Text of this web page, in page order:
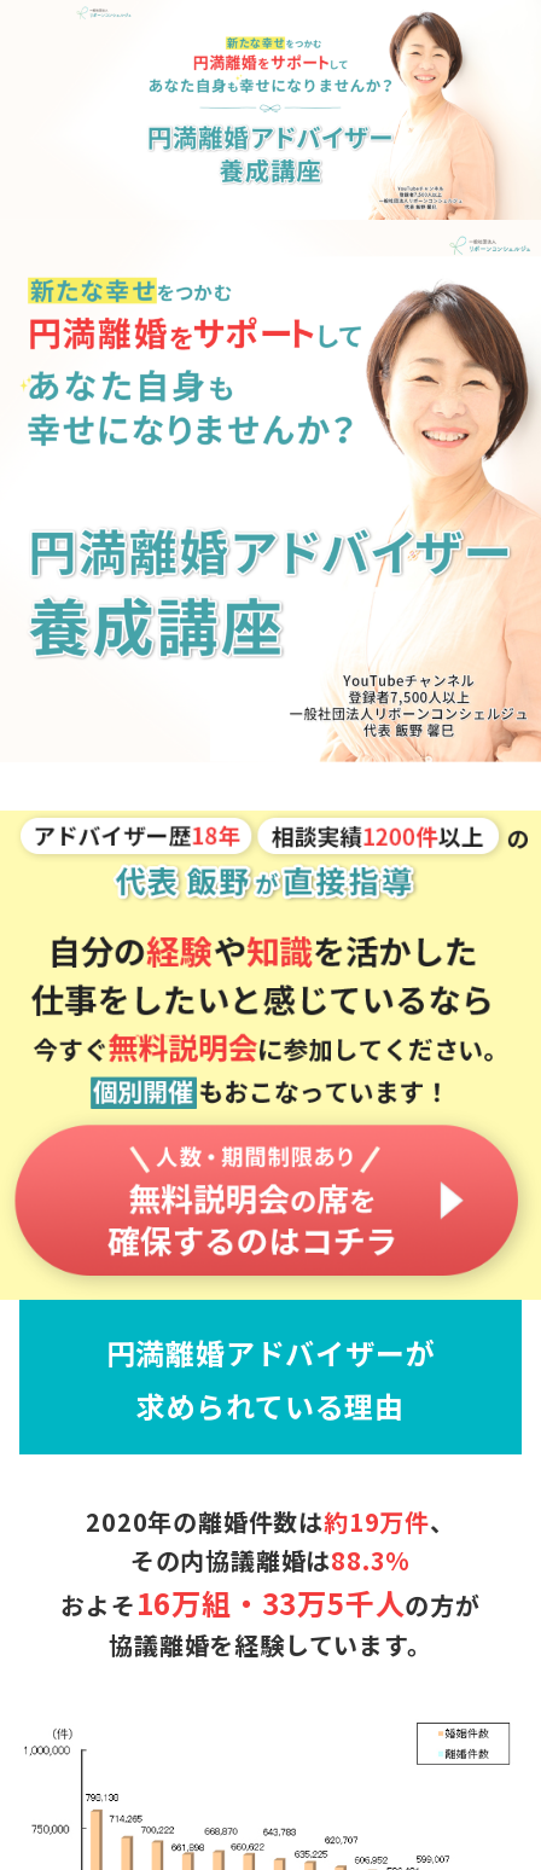
円満離婚アドバイザーが
求められている理由
2020年の離婚件数は約19万件、
その内協議離婚は88.3%
およそ16万組・33万5千人の方が
協議離婚を経験しています。